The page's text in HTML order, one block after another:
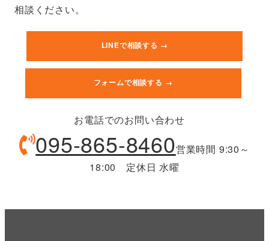
相談ください。
LINEで相談する →
フォームで相談する →
お電話でのお問い合わせ
095-865-8460営業時間 9:30～
18:00 定休日 水曜